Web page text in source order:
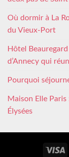
Où dormir à La
du Vieux-Port
Hôtel
d’Annecy qui
Pourquoi
Maison Elle
Élysées